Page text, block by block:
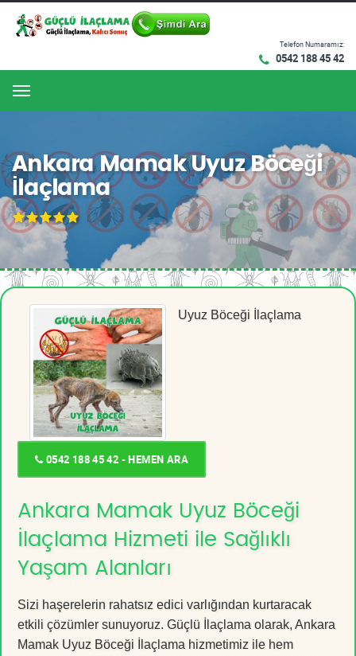
Telefon Numaramız:
0542 188 45 42
Menu
Ankara Mamak Uyuz Böceği
İlaçlama
Uyuz Böceği İlaçlama
0542 188 45 42 - HEMEN ARA
Ankara Mamak Uyuz Böceği
İlaçlama Hizmeti ile Sağlıklı
Yaşam Alanları
Sizi haşerelerin rahatsız edici varlığından kurtaracak
etkili çözümler sunuyoruz. Güçlü İlaçlama olarak, Ankara
Mamak Uyuz Böceği İlaçlama hizmetimiz ile hem